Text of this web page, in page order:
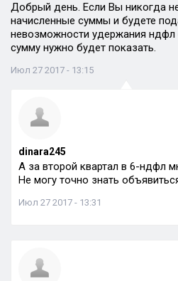
Добрый день. Если Вы никогда
начисленные суммы и будете
невозможности удержания ндфл
сумму нужно будет показать.
Июл 27 2017 - 13:15
dinara245
А за второй квартал в 6-ндфл
Не могу точно знать
Июл 27 2017 - 13:31